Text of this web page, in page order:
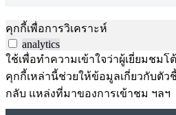
คุกกี้เพื่อการวิเคราะห์
analytics
ใช้เพื่อทำความเข้าใจว่าผู้เยี่ยมชมโ
คุกกี้เหล่านี้ช่วยให้ข้อมูลเกี่ยวกับตัว
กลับ แหล่งที่มาของการเข้าชม ฯลฯ